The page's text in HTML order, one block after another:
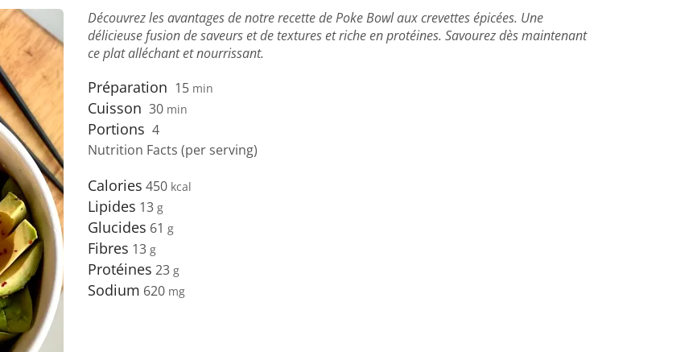
Découvrez les avantages de notre recette de Poke Bowl aux crevettes épicées. Une
délicieuse fusion de saveurs et de textures et riche en protéines. Savourez dès maintenant
ce plat alléchant et nourrissant.
Préparation 15 min
Cuisson 30 min
Portions 4
Nutrition Facts (per serving)
Calories 450
Lipides 13
Glucides 61
Fibres 13
Protéines 23
Sodium 620